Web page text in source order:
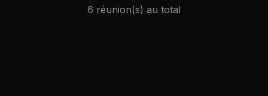
6 réunion(s) au total